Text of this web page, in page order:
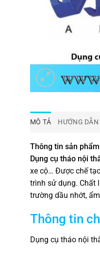
MÔ TẢ HƯỚNG
Thông tin sản phẩm
Dụng cụ tháo nội
xe cộ… Được chế
trình sử dụng. Chất
trường dầu nhớt,
Thông tin
Dụng cụ tháo nội